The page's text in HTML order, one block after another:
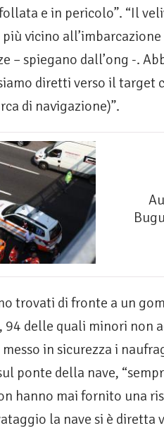
e in pericolo”. “Il
vicino
– spiegano dall’ong -.
diretti verso il target
di navigazione)”.
trovati di fronte a un
94 delle quali minori non
in sicurezza i
ponte della nave,
hanno mai fornito una
la nave si è diretta